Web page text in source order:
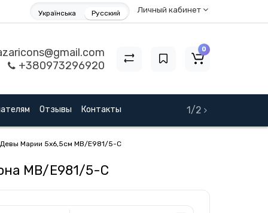
Личный кабинет
Українська Русский
+380973296920
0
Отзывы Контакты 1/2
Марии 5x6,5см MB/E981/5-C
MB/E981/5-C